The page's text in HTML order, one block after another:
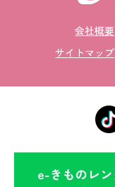
会社概要
サイトマップ